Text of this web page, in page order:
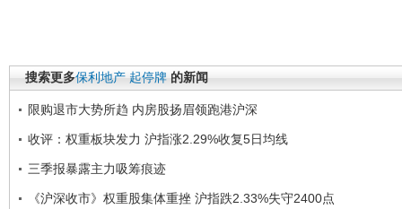
搜索更多保利地产 起停牌 的新闻
限购退市大势所趋 内房股扬眉领跑港沪深
收评：权重板块发力 沪指涨2.29%收复5日均线
三季报暴露主力吸筹痕迹
《沪深收市》权重股集体重挫 沪指跌2.33%失守2400点